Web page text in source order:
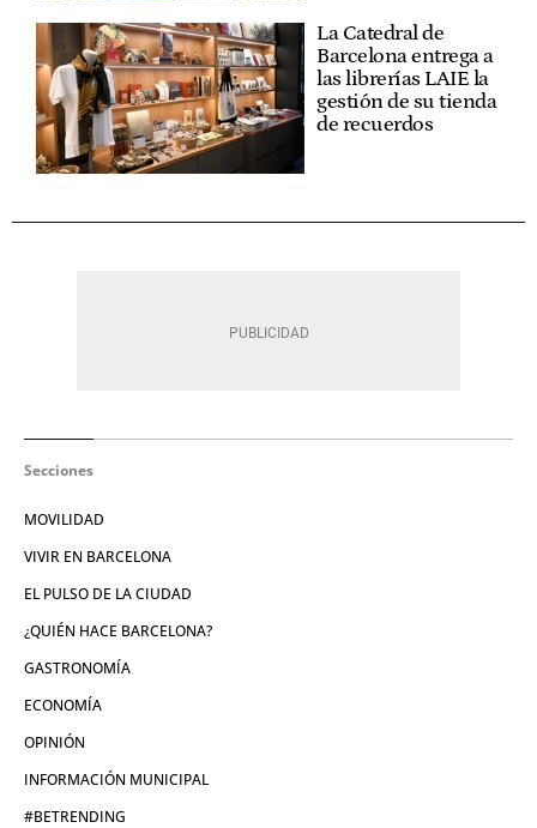
La Catedral de
Barcelona entrega a
las librerías LAIE la
gestión de su tienda
de recuerdos
Secciones
MOVILIDAD
VIVIR EN BARCELONA
EL PULSO DE LA CIUDAD
¿QUIÉN HACE BARCELONA?
GASTRONOMÍA
ECONOMÍA
OPINIÓN
INFORMACIÓN MUNICIPAL
#BETRENDING